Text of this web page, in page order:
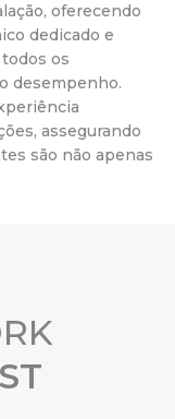
oferecendo
dedicado e
os
desempenho.
assegurando
são não apenas